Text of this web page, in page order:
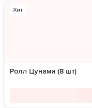
Хит
Ролл Цунами (8 шт)